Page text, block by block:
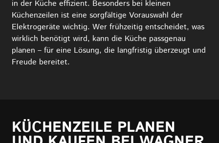
in der Küche effizient. Besonders bei kleinen
Küchenzeilen ist eine sorgfältige Vorauswahl der
Elektrogeräte wichtig. Wer frühzeitig entscheidet, was
wirklich benötigt wird, kann die Küche passgenau
planen – für eine Lösung, die langfristig überzeugt und
Freude bereitet.
KÜCHENZEILE PLANEN